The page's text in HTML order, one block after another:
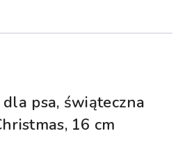
psa, świąteczna
16 cm